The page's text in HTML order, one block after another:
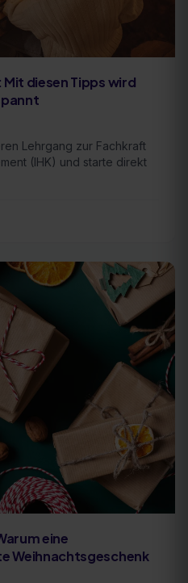
diesen Tipps wird
Lehrgang zur Fachkraft
(IHK) und starte direkt
eine
Weihnachtsgeschenk